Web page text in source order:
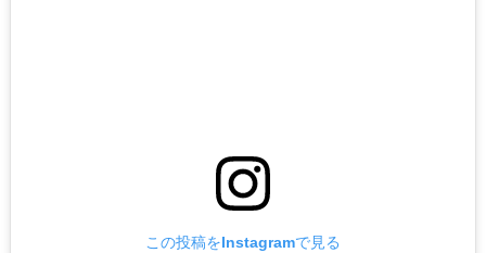
この投稿をInstagramで見る